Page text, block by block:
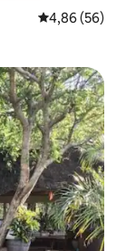
Średnia
4,86 (56)